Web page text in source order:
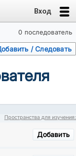
Вход
0 последователь
/ Следовать
Пространства для изучения:
Добавить